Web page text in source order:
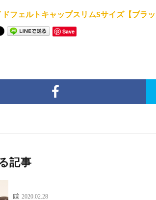
フェルトキャップスリムSサイズ【ブラ
Save
記事
2020.02.28